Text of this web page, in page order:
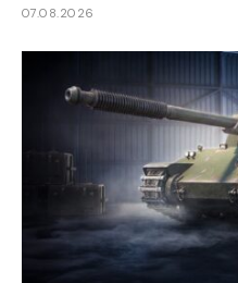
07.08.2026